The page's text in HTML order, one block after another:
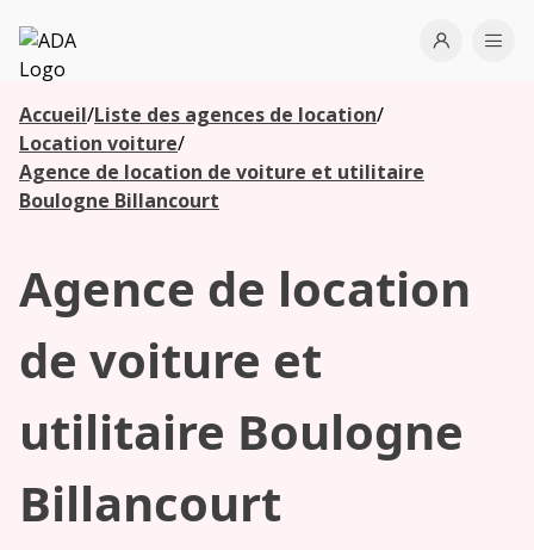
ADA
Open
Accueil/Liste des agences de location/
Location voiture/
Agence de location de voiture et utilitaire
Boulogne Billancourt
Agence de location
de voiture et
utilitaire Boulogne
Billancourt
Les
agences à
proximité
Commencez
votre
recherche
pour voir les
proximité